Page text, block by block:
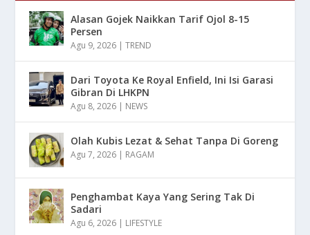
Alasan Gojek Naikkan Tarif Ojol 8-15
Persen
Agu 9, 2026 |TREND
Dari Toyota Ke Royal Enfield, Ini Isi Garasi
Gibran Di LHKPN
Agu 8, 2026 | NEWS
Olah Kubis Lezat & Sehat Tanpa Di Goreng
Agu 7, 2026 | RAGAM
Penghambat Kaya Yang Sering Tak Di
Sadari
Agu 6, 2026 | LIFESTYLE